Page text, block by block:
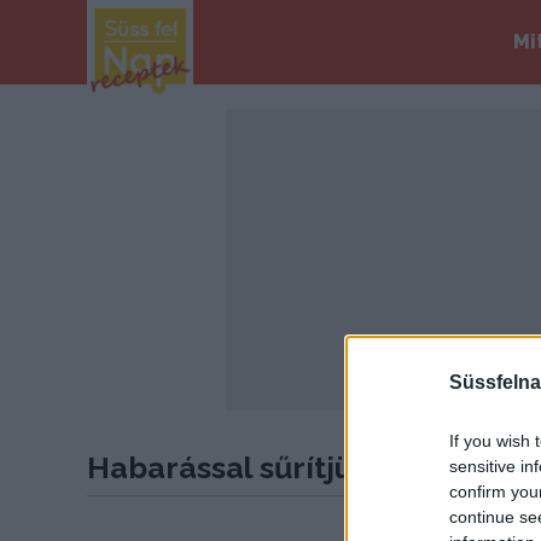
If you wish
sensitive
confirm
continue
Habarással sűrítjük